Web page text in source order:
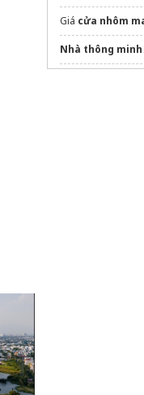
Giá cửa nhôm
Nhà thông minh